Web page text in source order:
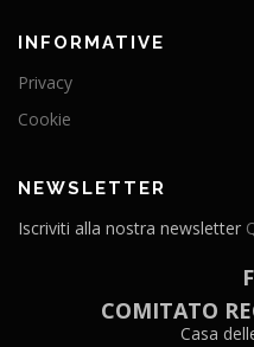
INFORMATIVE
Privacy
Cookie
NEWSLETTER
Iscriviti alla nostra newsletter
COMITATO
Casa